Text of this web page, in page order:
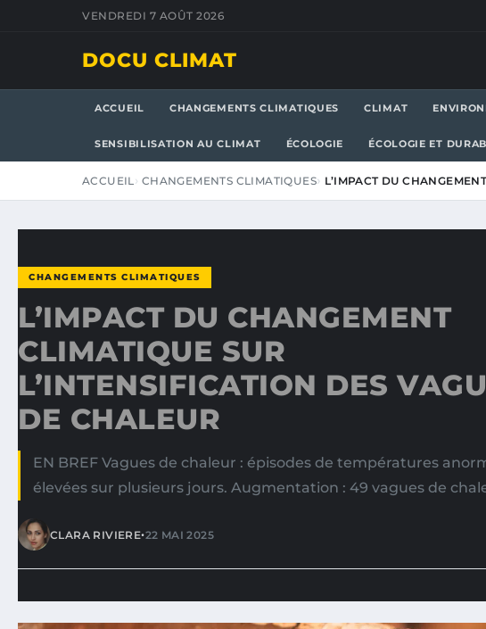
VENDREDI 7 AOÛT 2026
DOCU CLIMAT
ACCUEIL CHANGEMENTS CLIMATIQUES CLIMAT
SENSIBILISATION AU CLIMAT ÉCOLOGIE ÉCOLOGIE ET
ACCUEIL CHANGEMENTS CLIMATIQUES L’IMPACT DU
CHANGEMENTS CLIMATIQUES
L’IMPACT DU CHANGEMENT
CLIMATIQUE SUR
L’INTENSIFICATION DES
DE CHALEUR
EN BREF Vagues de chaleur : épisodes de températures
élevées sur plusieurs jours. Augmentation : 49 vagues de
CLARA RIVIERE•22 MAI 2025